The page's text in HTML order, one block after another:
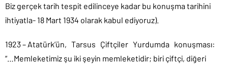
Biz gerçek tarih tespit edilinceye kadar bu konuşma tarihini
ihtiyatla- 18 Mart 1934 olarak kabul ediyoruz).
1923 – Atatürk’ün, Tarsus Çiftçiler Yurdumda konuşması:
“…Memleketimiz şu iki şeyin memleketidir; biri çiftçi, diğeri